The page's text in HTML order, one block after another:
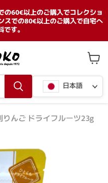
の60€以上のご購入でコレクショ
スでの80€以上のご購入で自宅へ
す。
言
語
日本語
ー
ト
見
んご ドライフルーツ23g